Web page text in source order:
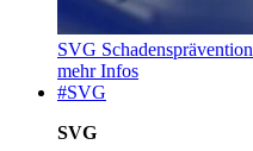
SVG Schadensprävention
mehr Infos
#SVG
SVG